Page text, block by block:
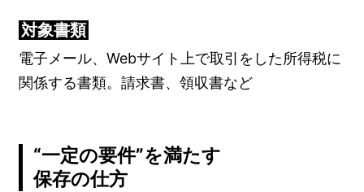
対象書類
電子メール、Webサイト上で取引をした所得税に
関係する書類。請求書、領収書など
“一定の要件”を満たす
保存の仕方